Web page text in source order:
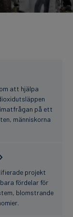
att hjälpa
på ett
människorna
projekt
fördelar för
blomstrande